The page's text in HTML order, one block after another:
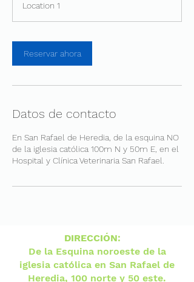
m
i
Location 1
Reservar ahora
Datos de contacto
En San Rafael de Heredia, de la esquina NO
de la iglesia católica 100m N y 50m E, en el
Hospital y Clínica Veterinaria San Rafael.
DIRECCIÓN:
De la Esquina noroeste de la
iglesia católica en San Rafael de
Heredia, 100 norte y 50 este.